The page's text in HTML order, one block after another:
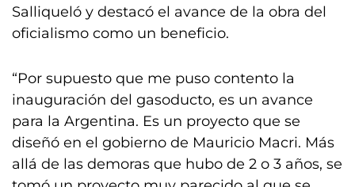
Salliqueló y destacó el avance de la obra del
oficialismo como un beneficio.
“Por supuesto que me puso contento la
inauguración del gasoducto, es un avance
para la Argentina. Es un proyecto que se
diseñó en el gobierno de Mauricio Macri. Más
allá de las demoras que hubo de 2 o 3 años, se